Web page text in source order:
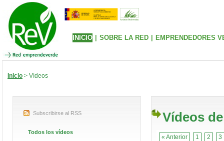
INICIO SOBRE LA RED EMPRENDEDORES
Inicio > Vídeos
Subscribirse al RSS
Todos los vídeos
Vídeos
« Anterior 1 2 3